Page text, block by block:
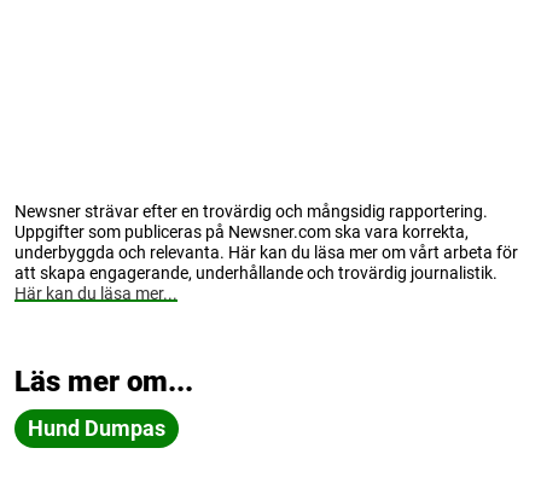
Newsner strävar efter en trovärdig och mångsidig rapportering.
Uppgifter som publiceras på Newsner.com ska vara korrekta,
underbyggda och relevanta. Här kan du läsa mer om vårt arbeta för
att skapa engagerande, underhållande och trovärdig journalistik.
Här kan du läsa mer...
Läs mer om...
Hund Dumpas